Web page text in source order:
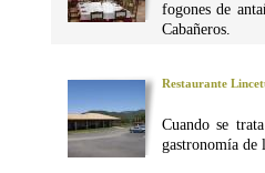
fogones de
Cabañeros.
Restaurante
Cuando se
gastronomía de